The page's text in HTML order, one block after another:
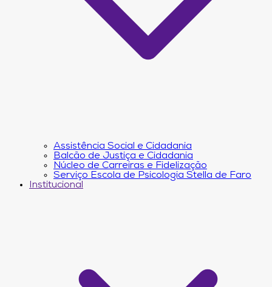
Assistência Social e Cidadania
Balcão de Justiça e Cidadania
Núcleo de Carreiras e Fidelização
Serviço Escola de Psicologia Stella de Faro
Institucional